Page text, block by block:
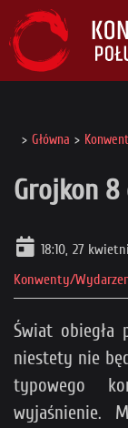
Główna
Grojkon 8
18:10, 27
Konwenty/
Świat obiegła
niestety nie
typowego
wyjaśnienie.